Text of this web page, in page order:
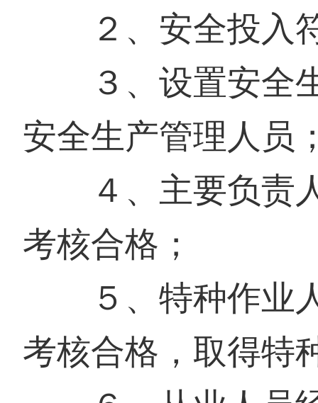
２、安全投入
３、设置安全
安全生产管理人员
４、主要负责
考核合格；
５、特种作业
考核合格，取得特